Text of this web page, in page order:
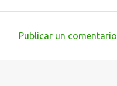
Publicar un comentario